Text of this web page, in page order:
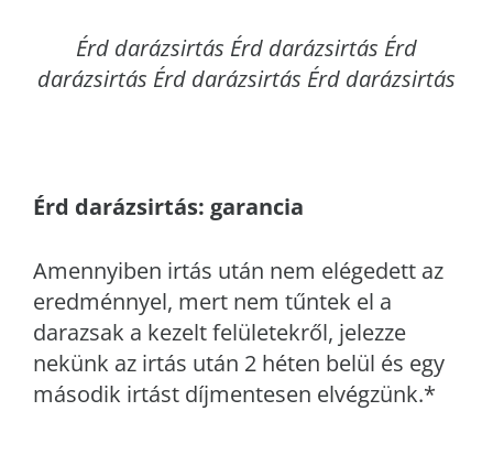
Érd darázsirtás Érd darázsirtás Érd
darázsirtás Érd darázsirtás Érd darázsirtás
Érd darázsirtás: garancia
Amennyiben irtás után nem elégedett az
eredménnyel, mert nem tűntek el a
darazsak a kezelt felületekről, jelezze
nekünk az irtás után 2 héten belül és egy
második irtást díjmentesen elvégzünk.*